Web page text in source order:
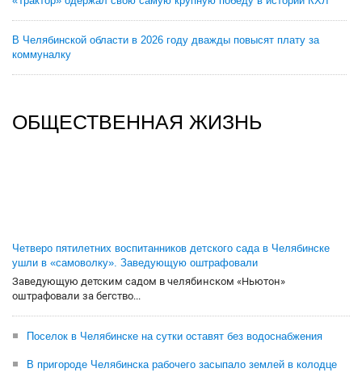
В Челябинской области в 2026 году дважды повысят плату за
коммуналку
ОБЩЕСТВЕННАЯ ЖИЗНЬ
Четверо пятилетних воспитанников детского сада в Челябинске
ушли в «самоволку». Заведующую оштрафовали
Заведующую детским садом в челябинском «Ньютон»
оштрафовали за бегство...
Поселок в Челябинске на сутки оставят без водоснабжения
В пригороде Челябинска рабочего засыпало землей в колодце